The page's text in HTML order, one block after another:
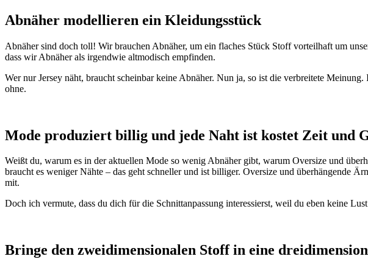
Abnäher modellieren ein Kleidungsstück
Abnäher sind doch toll! Wir brauchen Abnäher, um ein flaches Stück Stoff vorteilhaft um
dass wir Abnäher als irgendwie altmodisch empfinden.
Wer nur Jersey näht, braucht scheinbar keine Abnäher. Nun ja, so ist die verbreitete
ohne.
Mode produziert billig und jede Naht ist kostet Zeit und
Weißt du, warum es in der aktuellen Mode so wenig Abnäher gibt, warum Oversize und
braucht es weniger Nähte – das geht schneller und ist billiger. Oversize und überhängende
mit.
Doch ich vermute, dass du dich für die Schnittanpassung interessierst, weil du eben keine
Bringe den zweidimensionalen Stoff in eine